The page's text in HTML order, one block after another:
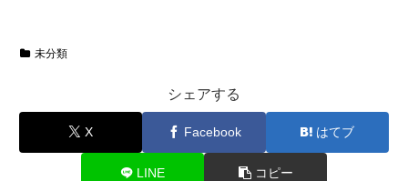
未分類
シェアする
X Facebook はてブ
LINE コピー